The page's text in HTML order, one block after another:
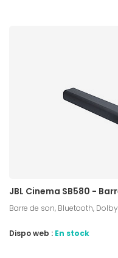
JBL Cinema SB580 -
Barre de son, Bluetooth,
Dispo web : En stock